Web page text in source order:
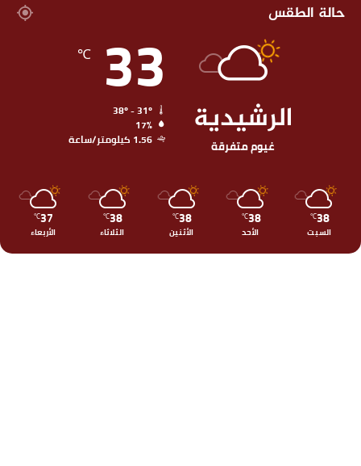
حالة الطقس
الرشيدية
غيوم متفرقة
33
℃
17%
1.56 كيلومتر/ساعة
38
℃
السبت
38
℃
الأحد
38
℃
الأثنين
38
℃
الثلاثاء
37
℃
الأربعاء